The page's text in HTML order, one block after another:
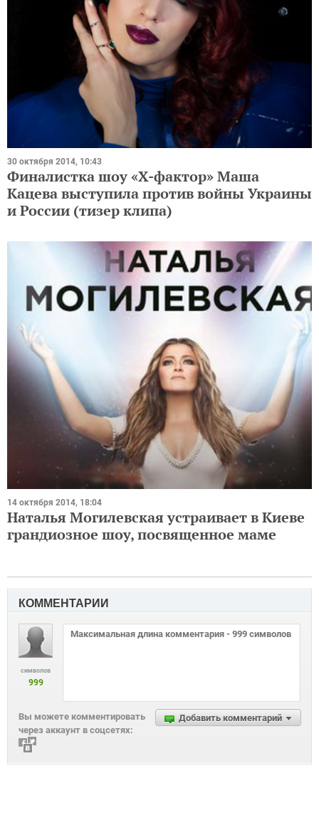
30 октября 2014, 10:43
Финалистка шоу «Х-фактор» Маша
Кацева выступила против войны Украины
и России (тизер клипа)
14 октября 2014, 18:04
Наталья Могилевская устраивает в Киеве
грандиозное шоу, посвященное маме
КОММЕНТАРИИ
символов
999
Добавить комментарий
Вы можете комментировать
через аккаунт в соцсетях: